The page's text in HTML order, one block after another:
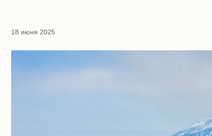
18 июня 2025